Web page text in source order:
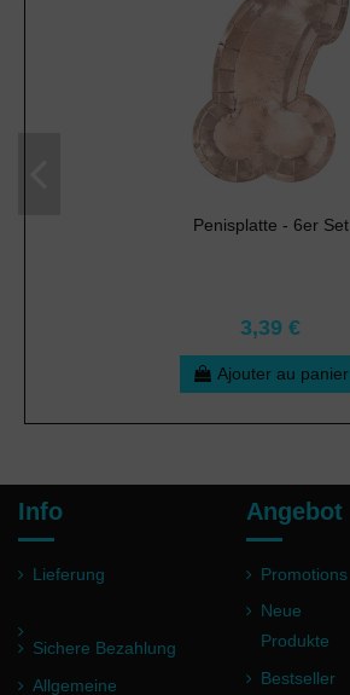
Penisplatte - 6er Set
3,39 €
Ajouter au panier
Info
Lieferung
Sichere Bezahlung
Allgemeine
Angebot
Promotions
Neue
Produkte
Bestseller